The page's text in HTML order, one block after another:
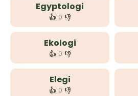
Egyptologi
👍 0 👎
Ekologi
👍 0 👎
Elegi
👍 0 👎